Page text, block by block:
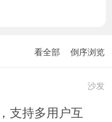
看全部 倒序浏览
沙发
支持多用户互